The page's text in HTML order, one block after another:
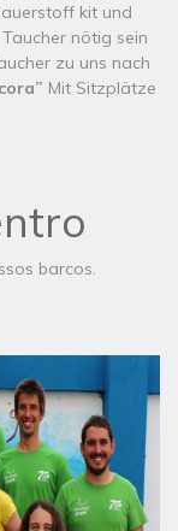
kit und
nötig sein
zu uns nach
Mit Sitzplätze
barcos.